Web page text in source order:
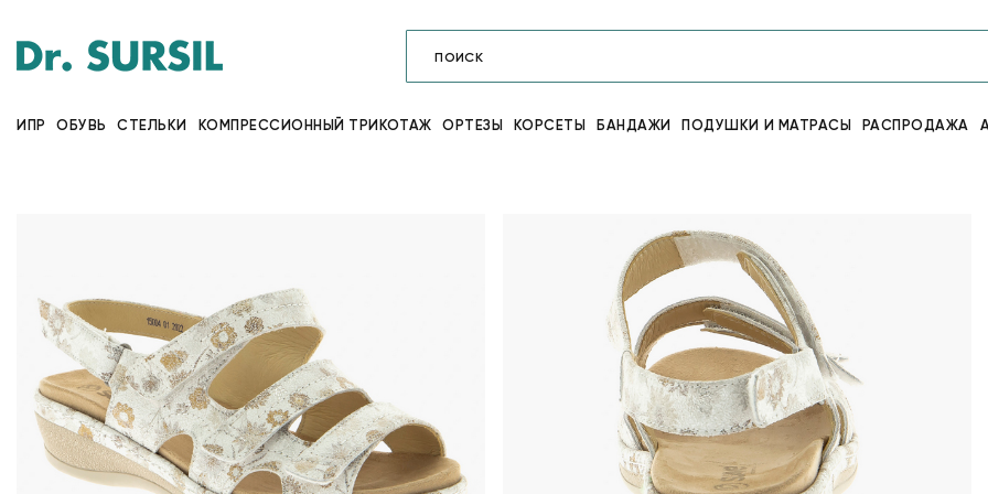
ИПР ОБУВЬ СТЕЛЬКИ КОМПРЕССИОННЫЙ ТРИКОТАЖ ОРТЕЗЫ КОРСЕТЫ БАНДАЖИ ПОДУШКИ И МАТРАСЫ РАСПРОДАЖА